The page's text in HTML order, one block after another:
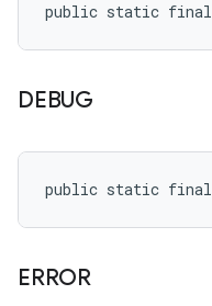
public static final
DEBUG
public static final
ERROR